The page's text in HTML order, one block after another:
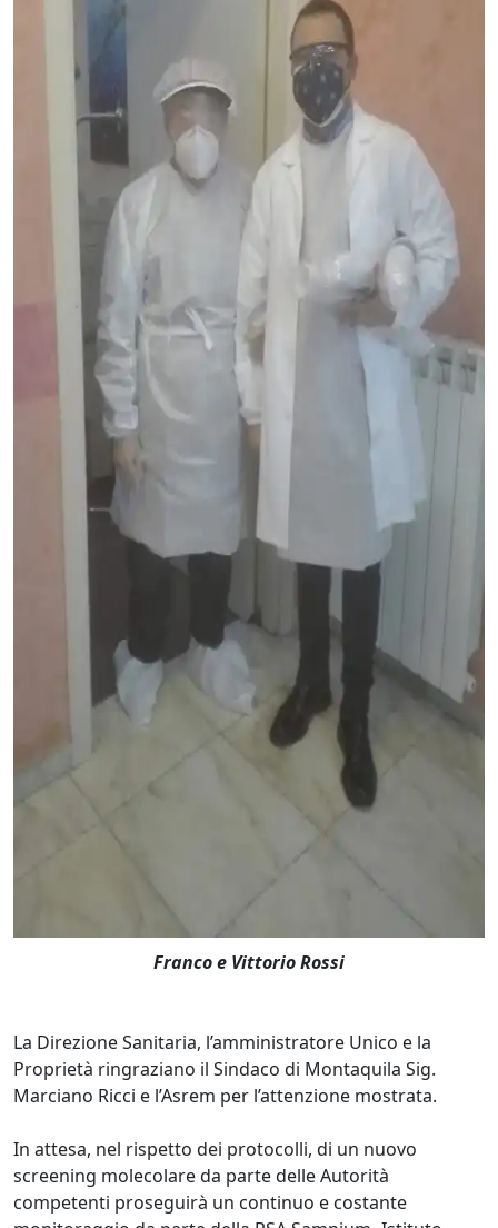
Franco e Vittorio Rossi
La Direzione Sanitaria, l’amministratore Unico e la
Proprietà ringraziano il Sindaco di Montaquila Sig.
Marciano Ricci e l’Asrem per l’attenzione mostrata.
In attesa, nel rispetto dei protocolli, di un nuovo
screening molecolare da parte delle Autorità
competenti proseguirà un continuo e costante